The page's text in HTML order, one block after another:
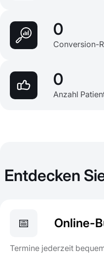
0
Conversion-
0
Anzahl
Entdecken
📅 Online-
Termine jederzeit